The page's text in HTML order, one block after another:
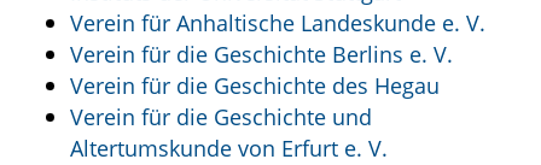
Verein für Anhaltische Landeskunde e. V.
Verein für die Geschichte Berlins e. V.
Verein für die Geschichte des Hegau
Verein für die Geschichte und
Altertumskunde von Erfurt e. V.